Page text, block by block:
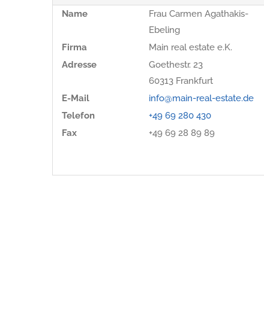
Name
Frau Carmen Agathakis-
Ebeling
Firma
Main real estate e.K.
Adresse
Goethestr. 23
60313 Frankfurt
E-Mail
info@main-real-estate.de
Telefon
+49 69 280 430
Fax
+49 69 28 89 89